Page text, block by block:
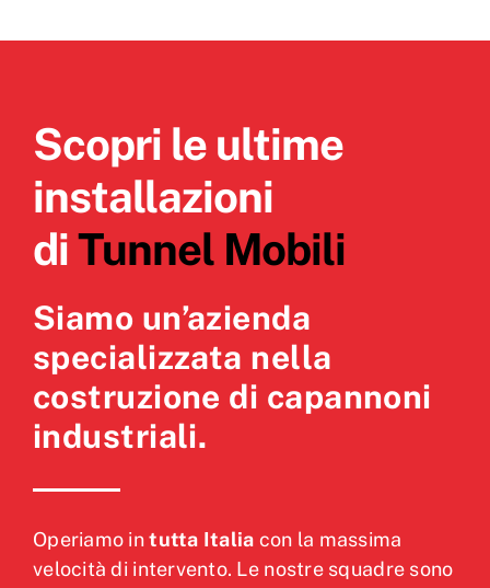
Scopri le ultime
installazioni
diTunnel Mobili
Siamo un’azienda
specializzata nella
costruzione di capannoni
industriali.
Operiamo intutta Italia con la massima
velocità di intervento. Le nostre squadre sono